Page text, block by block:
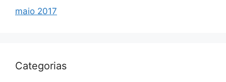
maio 2017
Categorias